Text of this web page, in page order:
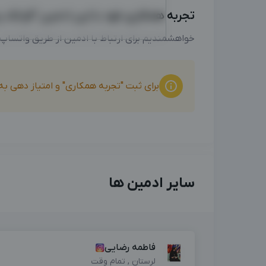
تجربه همکاری خود با این ادمین "فرانک
خواهشمندیم برای ارتباط با ادمین از طریق
برای ثبت "تجربه همکاری" و امتیاز دهی
سایر ادمین ها
فاطمه رضایی
لرستان , تمام وقت